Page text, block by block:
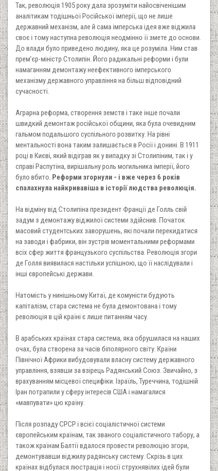
Так, революція 1905 року дала зрозуміти найосвіченішим
аналітикам тодішньої Російської імперії, що не лише
державний механізм, але й сама імперська ідея вже віджила
своє і тому наступна революція неодмінно її змете до основи.
До влади було приведено людину, яка це розуміла. Ним став
прем’єр-міністр Столипін. Його радикальні реформи і були
намаганням демонтажу неефективного імперського
механізму державного управління на більш відповідний
сучасності.
Аграрна реформа, створення земств і таке інше почали
швидкий демонтаж російської общини, яка була очевидним
гальмом подальшого суспільного розвитку. На рівні
ментальності вона таким залишається в Росії і донині. В 1911
році в Києві, який відіграв як у випадку зі Столипіним, так і у
справі Распутіна, вирішальну роль могильника імперії, його
було вбито. Реформи згорнули - і вже через 6 років
спалахнула найкривавіша в історії людства революція.
На відміну від Столипіна президент Франції де Голль свій
задум з демонтажу віджилої системи здійснив. Початок
масовий студентських заворушень, які почали перекидатися
на заводи і фабрики, він зустрів моментальними реформами
всіх сфер життя французького суспільства. Революція згори
де Голля виявилася настільки успішною, що її наслідували і
інші європейські держави.
Натомість у нинішньому Китаї, де комуністи будують
капіталізм, стара система не була демонтована і тому
революція в цій країні є лише питанням часу.
В арабських країнах стара система, яка обрушилася на наших
очах, була створена за часів біполярного світу. Країни
Північної Африки вибудовували власну систему державного
управління, взявши за взірець Радянський Союз. Звичайно, з
врахуванням місцевої специфіки. Ізраїль, Туреччина, тодішній
Іран потрапили у сферу інтересів США і намагалися
«мавпувати» цю країну.
Після розпаду СРСР і всієї соціалістичної системи
європейським країнам, так званого соціалістичного табору, а
також країнам Балтії вдалося провести революцію згори,
демонтувавши віджилу радянську систему. Скрізь в цих
країнах відбулася люстрація і носії струхнявілих ідей були